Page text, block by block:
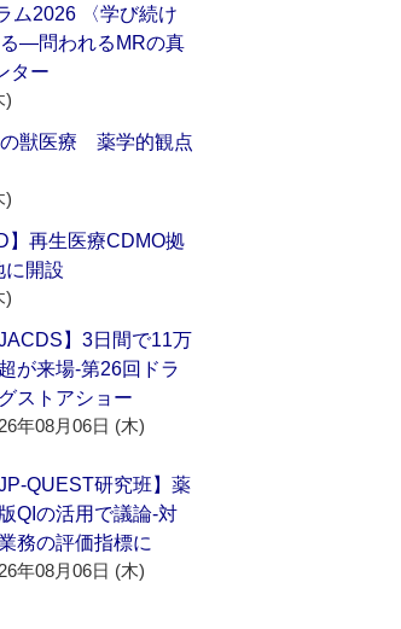
ム2026 〈学び続け
―問われるMRの真
ター
)
の獣医療 薬学的観点
)
】再生医療CDMO拠
に開設
)
JACDS】3日間で11万
が来場‐第26回ドラ
ストアショー
年08月06日 (木)
JP-QUEST研究班】薬
QIの活用で議論‐対
務の評価指標に
年08月06日 (木)